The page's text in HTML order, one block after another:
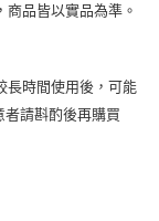
品皆以實品為準。
長時間使用後，可能
請斟酌後再購買